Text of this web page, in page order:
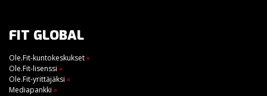
FIT GLOBAL
Ole.Fit-kuntokeskukset»
Ole.Fit-lisenssi »
Ole.Fit-yrittäjäksi »
Mediapankki »